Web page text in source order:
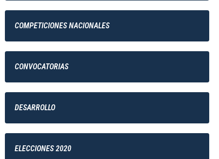
COMPETICIONES NACIONALES
CONVOCATORIAS
DESARROLLO
ELECCIONES 2020